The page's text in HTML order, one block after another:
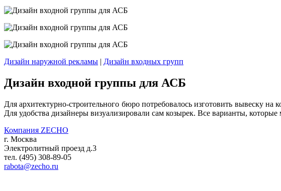
Дизайн наружной рекламы | Дизайн входных групп
Дизайн входной группы для АСБ
Для архитектурно-строительного бюро потребовалось изготовить вывеску
Для удобства дизайнеры визуализировали сам козырек. Все варианты,
Компания ZECHO
г. Москва
Электролитный проезд д.3
тел. (495) 308-89-05
rabota@zecho.ru